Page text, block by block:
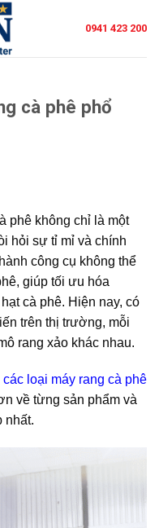
0941 423 200
cà phê phổ
phê không chỉ là một
hỏi sự tỉ mỉ và chính
công cụ không thể
giúp tối ưu hóa
cà phê. Hiện nay, có
trên thị trường, mỗi
rang xảo khác nhau.
các loại máy rang cà phê
về từng sản phẩm và
nhất.